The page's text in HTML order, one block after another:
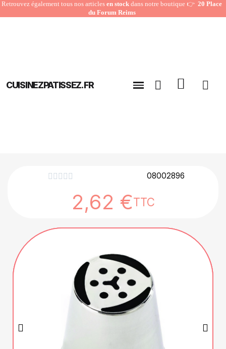
Retrouvez également tous nos articles en stock dans notre boutique 👉20 Place
du Forum Reims
CUISINEZPATISSEZ.FR
     08002896
2,62 €TTC